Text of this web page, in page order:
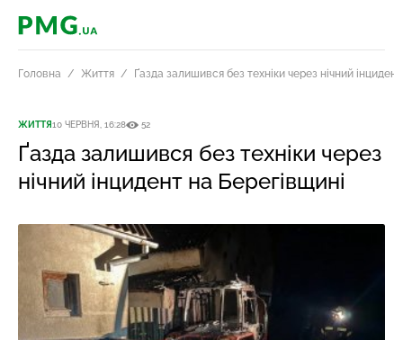
PMG.ua
Головна Життя Ґазда залишився без техніки через нічний
ЖИТТЯ10 ЧЕРВНЯ, 16:28 52
Ґазда залишився без техніки через
нічний інцидент на Берегівщині